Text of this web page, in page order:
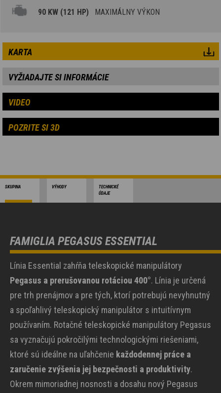
90 KW (121 HP) MAXIMÁLNY VÝKON
KARTA
VYŽIADAJTE SI INFORMÁCIE
VIDEO
POZRITE SI 3D
SKUPINA VÝHODY
TECHNICKÉ
ÚDAJE
FAMIGLIA PEGASUS ESSENTIAL
Línia Essential zahŕňa teleskopické manipulátory
Pegasus a prerušovanou rotáciou 400°. Línia je určená
pre trh prenájmov a pre tých, ktorí potrebujú nevyhnutný
a spoľahlivý teleskopický manipulátor s intuitívnym
používaním. Rotačné teleskopické manipulátory Pegasus
sa vyznačujú pokročilými technologickými riešeniami,
ktoré sú ideálne na uľahčenie každodennej práce a
zaručenie zvýšenia jej bezpečnosti a produktivity.
Okrem mimoriadnej nosnosti a dosahu nový Pegasus